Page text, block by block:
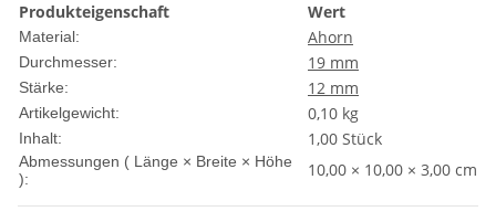
Produkteigenschaft
Wert
Material: Ahorn
Durchmesser: 19 mm
Stärke: 12 mm
Artikelgewicht: 0,10 kg
Inhalt: 1,00 Stück
Abmessungen ( Länge × Breite × Höhe
):
10,00 × 10,00 × 3,00 cm